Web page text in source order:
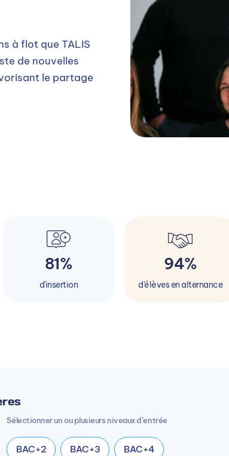
à flot que TALIS
de nouvelles
le partage
81%
d'insertion
94%
d'élèves en alternance
Sélectionner un ou plusieurs niveaux d’entrée
BAC+2 BAC+3 BAC+4